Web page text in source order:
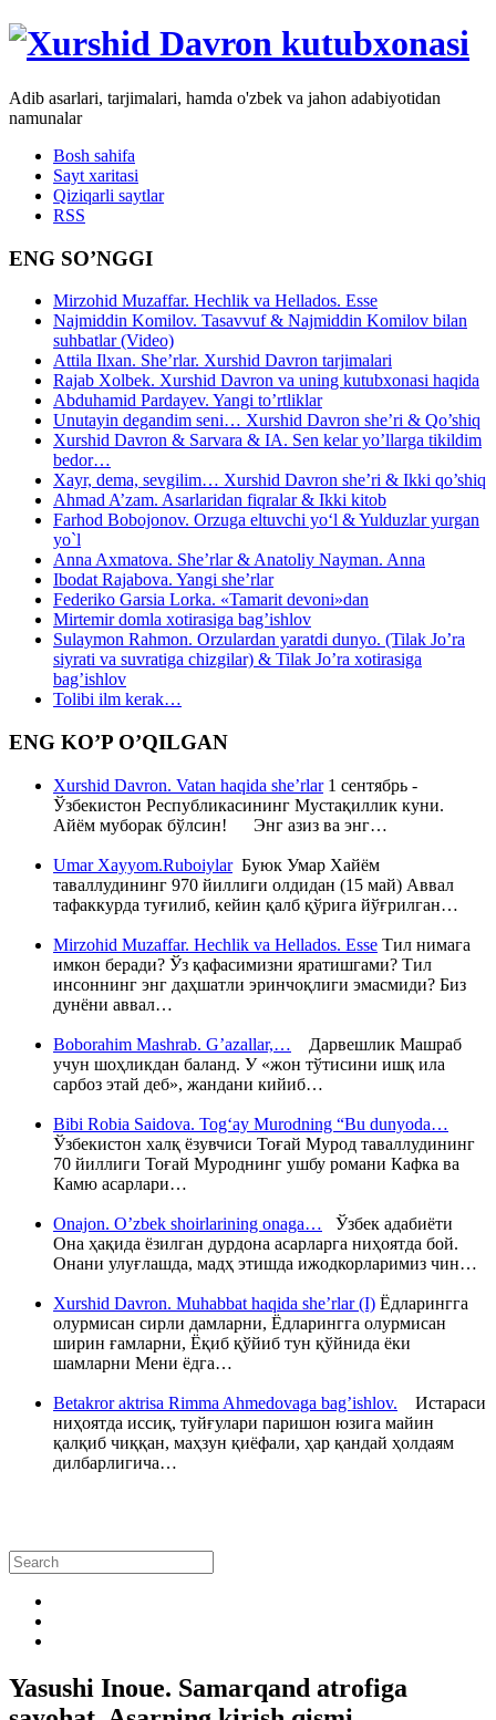
Adib asarlari, tarjimalari, hamda o'zbek va jahon adabiyotidan
namunalar
Bosh sahifa
Sayt xaritasi
Qiziqarli saytlar
RSS
ENG SO’NGGI
Mirzohid Muzaffar. Hechlik va Hellados. Esse
Najmiddin Komilov. Tasavvuf & Najmiddin Komilov bilan
suhbatlar (Video)
Attila Ilxan. She’rlar. Xurshid Davron tarjimalari
Rajab Xolbek. Xurshid Davron va uning kutubxonasi haqida
Abduhamid Pardayev. Yangi to’rtliklar
Unutayin degandim seni… Xurshid Davron she’ri & Qo’shiq
Xurshid Davron & Sarvara & IA. Sen kelar yo’llarga tikildim
bedor…
Xayr, dema, sevgilim… Xurshid Davron she’ri & Ikki qo’shiq
Ahmad A’zam. Asarlaridan fiqralar & Ikki kitob
Farhod Bobojonov. Orzuga eltuvchi yo‘l & Yulduzlar yurgan
yo`l
Anna Axmatova. She’rlar & Anatoliy Nayman. Anna
Ibodat Rajabova. Yangi she’rlar
Federiko Garsia Lorka. «Tamarit devoni»dan
Mirtemir domla xotirasiga bag’ishlov
Sulaymon Rahmon. Orzulardan yaratdi dunyo. (Tilak Jo’ra
siyrati va suvratiga chizgilar) & Tilak Jo’ra xotirasiga
bag’ishlov
Tolibi ilm kerak…
ENG KO’P O’QILGAN
Xurshid Davron. Vatan haqida she’rlar1 сентябрь -
Ўзбекистон Республикасининг Мустақиллик куни.
Айём муборак бўлсин! Энг азиз ва энг…
Umar Xayyom.RuboiylarБуюк Умар Хайём
таваллудининг 970 йиллиги олдидан (15 май) Аввал
тафаккурда туғилиб, кейин қалб қўрига йўғрилган…
Mirzohid Muzaffar. Hechlik va Hellados. Esse Тил нимага
имкон беради? Ўз қафасимизни яратишгами? Тил
инсоннинг энг даҳшатли эринчоқлиги эмасмиди? Биз
дунёни аввал…
Boborahim Mashrab. G’azallar,… Дарвешлик Машраб
учун шоҳликдан баланд. У «жон тўтисини ишқ ила
сарбоз этай деб», жандани кийиб…
Bibi Robia Saidova. Tog‘ay Murodning “Bu dunyoda…
Ўзбекистон халқ ёзувчиси Тоғай Мурод таваллудининг
70 йиллиги Тоғай Муроднинг ушбу романи Кафка ва
Камю асарлари…
Onajon. O’zbek shoirlarining onaga… Ўзбек адабиёти
Она ҳақида ёзилган дурдона асарларга ниҳоятда бой.
Онани улуғлашда, мадҳ этишда ижодкорларимиз чин…
Xurshid Davron. Muhabbat haqida she’rlar (I) Ёдларингга
олурмисан сирли дамларни, Ёдларингга олурмисан
ширин ғамларни, Ёқиб қўйиб тун қўйнида ёки
шамларни Мени ёдга…
Betakror aktrisa Rimma Ahmedovaga bag’ishlov. Истараси
ниҳоятда иссиқ, туйғулари паришон юзига майин
қалқиб чиққан, маҳзун қиёфали, ҳар қандай ҳолдаям
дилбарлигича…
Yasushi Inoue. Samarqand atrofiga